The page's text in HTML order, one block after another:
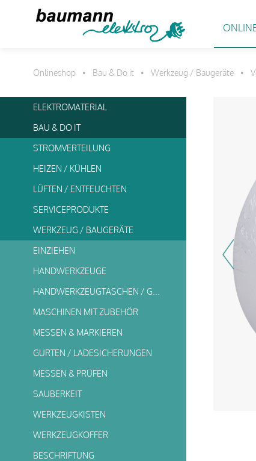
Onlineshop • Bau & Do it • Werkzeug / Baugeräte •
ELEKTROMATERIAL
BAU & DO IT
STROMVERTEILUNG
HEIZEN / KÜHLEN
LÜFTEN / ENTFEUCHTEN
SERVICEPRODUKTE
WERKZEUG / BAUGERÄTE
EINZIEHEN
HANDWERKZEUGE
MASCHINEN MIT ZUBEHÖR
MESSEN & MARKIEREN
GURTEN / LADESICHERUNGEN
MESSEN & PRÜFEN
SAUBERKEIT
WERKZEUGKISTEN
WERKZEUGKOFFER
BESCHRIFTUNG